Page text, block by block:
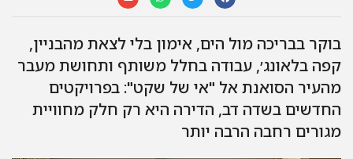
בבריכה מול הים, אימון בלי לצאת מהבניין,
בלאונג׳, עבודה בחלל משותף ותחושת מעבר
הסואנת אל "אי של שקט": בפרויקטים
בשדה דב, הדירה היא רק חלק מחוויית
רחבה הרבה יותר